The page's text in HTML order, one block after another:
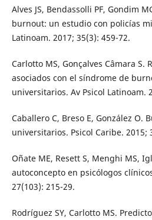
Alves JS, Bendassolli PF, Gondim
burnout: un estudio con policías
Latinoam. 2017; 35(3): 459-72.
Carlotto MS, Gonçalves Câmara S.
asociados con el síndrome de
universitarios. Av Psicol Latinoam.
Caballero C, Breso E, González O.
universitarios. Psicol Caribe. 2015;
Oñate ME, Resett S, Menghi MS,
autoconcepto en psicólogos
27(103): 215-29.
Rodríguez SY, Carlotto MS.